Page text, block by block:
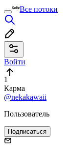
Все потоки
Войти
1
Карма
@nekakawaii
Пользователь
Подписаться